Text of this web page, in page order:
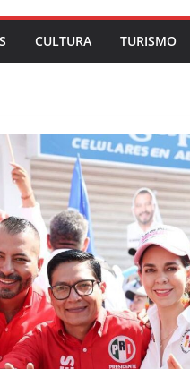
CULTURA TURISMO